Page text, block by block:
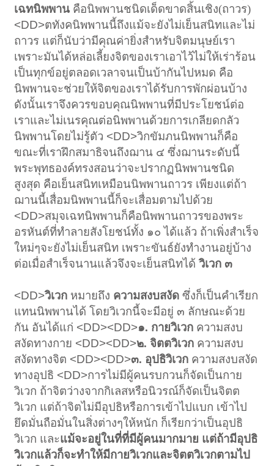
เฉทนิพพาน คือนิพพานชนิดเด็ดขาดสิ้นเชิง(ถาวร)
<DD>ตทังคนิพพานนี้ถึงแม้จะยังไม่เย็นสนิทและไม่
ถาวร แต่ก็นับว่ามีคุณค่ายิ่งสำหรับจิตมนุษย์เรา
เพราะมันได้หล่อเลี้ยงจิตของเราเอาไว้ไม่ให้เร่าร้อน
เป็นทุกข์อยู่ตลอดเวลาจนเป็นบ้ากันไปหมด คือ
นิพพานจะช่วยให้จิตของเราได้รับการพักผ่อนบ้าง
ดังนั้นเราจึงควรขอบคุณนิพพานที่มีประโยชน์ต่อ
เราและไม่เนรคุณต่อนิพพานด้วยการเกลียดกลัว
นิพพานโดยไม่รู้ตัว <DD>วิกขัมภนนิพพานก็คือ
ขณะที่เราฝึกสมาธิจนถึงฌาน ๔ ซึ่งฌานระดับนี้
พระพุทธองค์ทรงสอนว่าจะปรากฏนิพพานชนิด
สูงสุด คือเย็นสนิทเหมือนนิพพานถาวร เพียงแต่ถ้า
ฌานนี้เสื่อมนิพพานนี้ก็จะเสื่อมตามไปด้วย
<DD>สมุจเฉทนิพพานก็คือนิพพานถาวรของพระ
อรหันต์ที่ทำลายสังโยชน์ทั้ง ๑๐ ได้แล้ว ถ้าเพิ่งสำเร็จ
ใหม่ๆจะยังไม่เย็นสนิท เพราะขันธ์ยังทำงานอยู่บ้าง
ต่อเมื่อสำเร็จนานแล้วจึงจะเย็นสนิทได้วิเวก ๓
<DD>วิเวก หมายถึง ความสงบสงัดซึ่งก็เป็นคำเรียก
แทนนิพพานได้ โดยวิเวกนี้จะมีอยู่ ๓ ลักษณะด้วย
กัน อันได้แก่ <DD><DD>๑. กายวิเวก ความสงบ
สงัดทางกาย <DD><DD>๒. จิตตวิเวก ความสงบ
สงัดทางจิต <DD><DD>๓. อุปธิวิเวก ความสงบสงัด
ทางอุปธิ <DD>การไม่มีผู้คนรบกวนก็จัดเป็นกาย
วิเวก ถ้าจิตว่างจากกิเลสหรือนิวรณ์ก็จัดเป็นจิตต
วิเวก แต่ถ้าจิตไม่มีอุปธิหรือการเข้าไปแบก เข้าไป
ยึดมั่นถือมั่นในสิ่งต่างๆให้หนัก ก็เรียกว่าเป็นอุปธิ
วิเวก และแม้จะอยู่ในที่ที่มีผู้คนมากมาย แต่ถ้ามีอุปธิ
วิเวกแล้วก็จะทำให้มีกายวิเวกและจิตตวิเวกตามไป